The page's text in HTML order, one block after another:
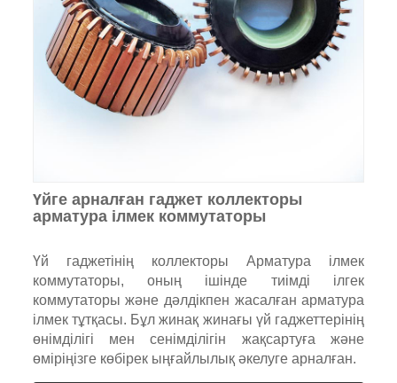
Үйге арналған гаджет коллекторы
арматура ілмек коммутаторы
Үй гаджетінің коллекторы Арматура ілмек
коммутаторы, оның ішінде тиімді ілгек
коммутаторы және дәлдікпен жасалған арматура
ілмек тұтқасы. Бұл жинақ жинағы үй гаджеттерінің
өнімділігі мен сенімділігін жақсартуға және
өміріңізге көбірек ыңғайлылық әкелуге арналған.